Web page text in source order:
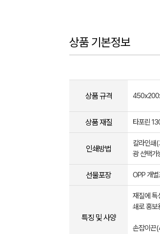
상품 기본정보
상품 규격
상품 재질 타포린
인쇄방법
칼라인쇄
광 선택가
선물포장 OPP 개
특징 및 사양
재질에 특
쇄로 홍보
손잡이